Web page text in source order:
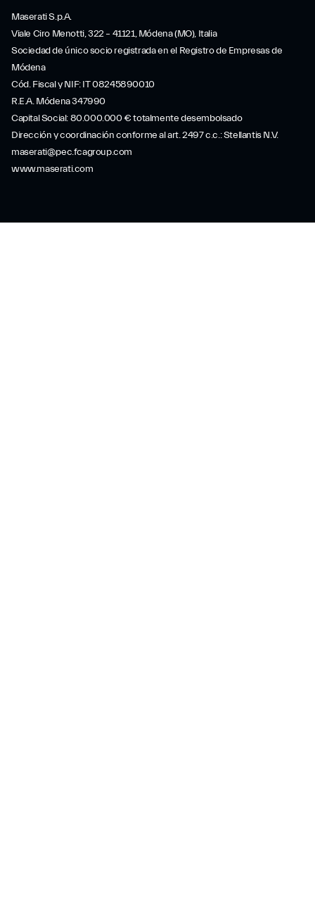
Maserati S.p.A.
Viale Ciro Menotti, 322 – 41121, Módena (MO), Italia
Sociedad de único socio registrada en el Registro de Empresas de
Módena
Cód. Fiscal y NIF: IT 08245890010
R.E.A. Módena 347990
Capital Social: 80.000.000 € totalmente desembolsado
Dirección y coordinación conforme al art. 2497 c.c.: Stellantis N.V.
maserati@pec.fcagroup.com
www.maserati.com